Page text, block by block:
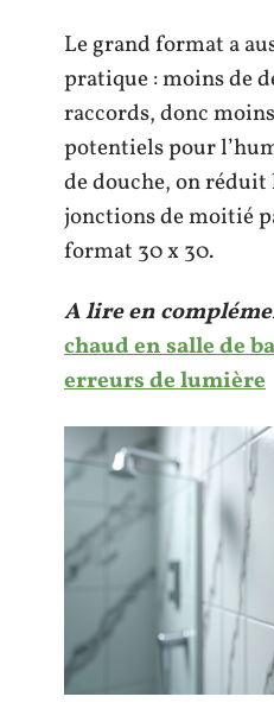
Le grand format a
pratique : moins de
raccords, donc
potentiels pour
de douche, on réduit
jonctions de moitié
format 30 x 30.
A lire en
chaud en salle de
erreurs de lumière